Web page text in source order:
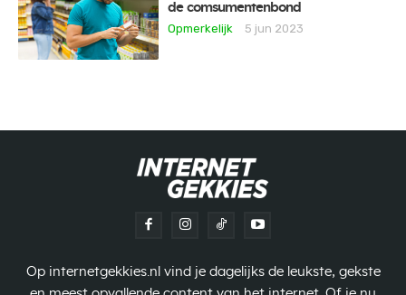
de comsumentenbond
Opmerkelijk
5 jun 2023
Op internetgekkies.nl vind je dagelijks de leukste, gekste